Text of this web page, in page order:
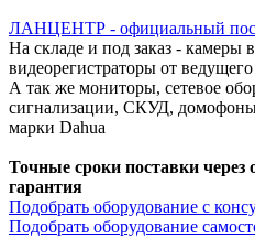
ЛАНЦЕНТР - официальный
На складе и под заказ - камеры
видеорегистраторы от
А так же мониторы, сетевое
сигнализации, СКУД, домофоны
марки Dahua
Точные сроки поставки
гарантия
Подобрать оборудование с
Подобрать оборудование